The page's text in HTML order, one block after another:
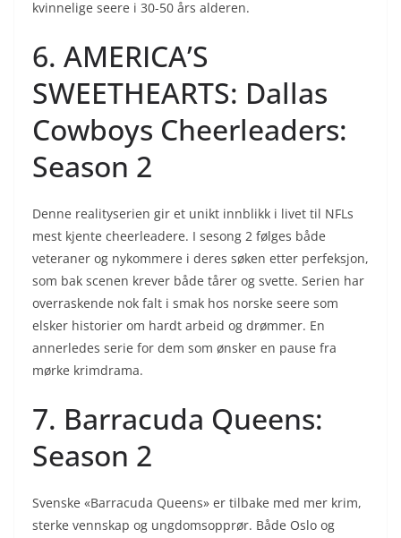
kvinnelige seere i 30-50 års alderen.
6. AMERICA’S
SWEETHEARTS: Dallas
Cowboys Cheerleaders:
Season 2
Denne realityserien gir et unikt innblikk i livet til NFLs
mest kjente cheerleadere. I sesong 2 følges både
veteraner og nykommere i deres søken etter perfeksjon,
som bak scenen krever både tårer og svette. Serien har
overraskende nok falt i smak hos norske seere som
elsker historier om hardt arbeid og drømmer. En
annerledes serie for dem som ønsker en pause fra
mørke krimdrama.
7. Barracuda Queens:
Season 2
Svenske «Barracuda Queens» er tilbake med mer krim,
sterke vennskap og ungdomsopprør. Både Oslo og